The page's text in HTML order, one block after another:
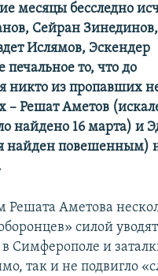
месяцы бесследно
Сейран
Ислямов, Эскендер
то, что до
никто из пропавших
– Решат Аметов
найдено 16 марта) и
найден повешенным)
Решата Аметова
силой
Симферополе и
так и не подвигло